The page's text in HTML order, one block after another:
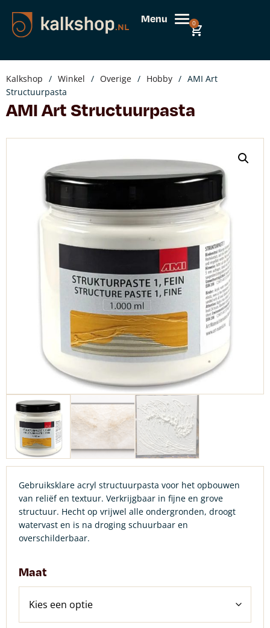
Menu 0
Kalkshop / Winkel / Overige / Hobby / AMI Art
Structuurpasta
AMI Art Structuurpasta
Gebruiksklare acryl structuurpasta voor het opbouwen
van reliëf en textuur. Verkrijgbaar in fijne en grove
structuur. Hecht op vrijwel alle ondergronden, droogt
watervast en is na droging schuurbaar en
overschilderbaar.
Maat